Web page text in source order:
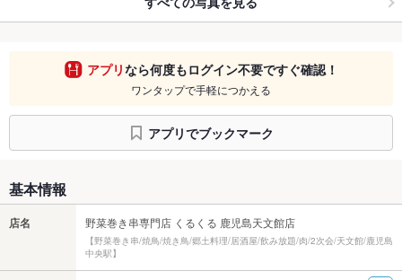
アプリなら何度もログイン不要ですぐ確認！
ワンタップで手軽につかえる
アプリでブックマーク
基本情報
店名 野菜巻き串専門店 くるくる 鹿児島天文館店
【野菜巻き串/焼鳥/焼き鳥/郷土料理/居酒屋/飲み放題/肉/2次会/天文館/鹿児島
中央駅】